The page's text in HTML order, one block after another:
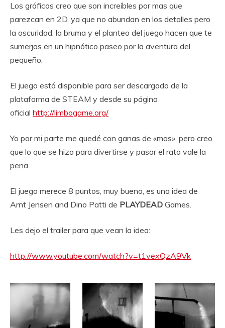
Los gráficos creo que son increíbles por mas que
parezcan en 2D, ya que no abundan en los detalles pero
la oscuridad, la bruma y el planteo del juego hacen que te
sumerjas en un hipnótico paseo por la aventura del
pequeño.
El juego está disponible para ser descargado de la
plataforma de STEAM y desde su página
oficial http://limbogame.org/
Yo por mi parte me quedé con ganas de «mas», pero creo
que lo que se hizo para divertirse y pasar el rato vale la
pena.
El juego merece 8 puntos, muy bueno, es una idea de
Arnt Jensen and Dino Patti de PLAYDEAD Games.
Les dejo el trailer para que vean la idea:
http://www.youtube.com/watch?v=t1vexQzA9Vk